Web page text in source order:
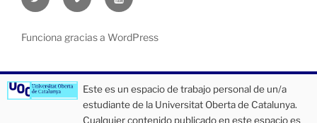
UOC
UOC
UOC
Funciona gracias a WordPress
Este es un espacio de trabajo personal de un/a
estudiante de la Universitat Oberta de Catalunya.
Cualquier contenido publicado en este espacio es